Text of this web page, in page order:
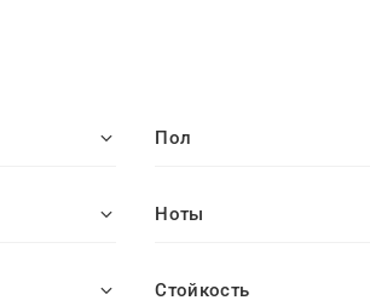
Пол
Ноты
Стойкость